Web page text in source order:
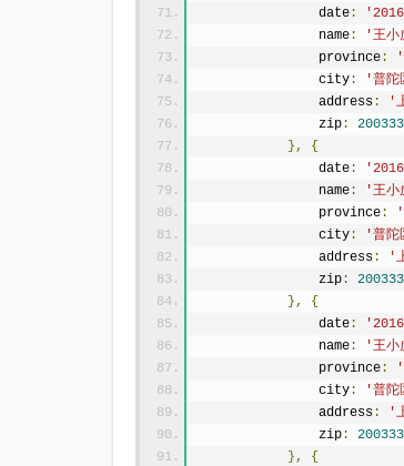
                date
:
                name
: '王小
                province
:
                city
: '普陀
                address
: '
                zip
:
200333
},
{
                date
:
                name
: '王小
                province
:
                city
: '普陀
                address
: '
                zip
:
200333
},
{
                date
:
                name
: '王小
                province
:
                city
: '普陀
                address
: '
                zip
:
200333
},
{